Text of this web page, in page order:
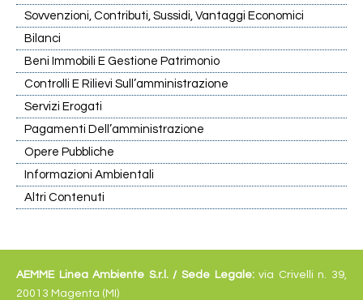
Sovvenzioni, Contributi, Sussidi, Vantaggi Economici
Bilanci
Beni Immobili E Gestione Patrimonio
Controlli E Rilievi Sull’amministrazione
Servizi Erogati
Pagamenti Dell’amministrazione
Opere Pubbliche
Informazioni Ambientali
Altri Contenuti
AEMME Linea Ambiente S.r.l. / Sede Legale:via Crivelli n. 39,
20013 Magenta (MI)